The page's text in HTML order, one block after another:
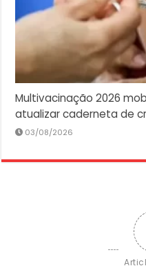
Multivacinação 2026
atualizar caderneta de
03/08/2026